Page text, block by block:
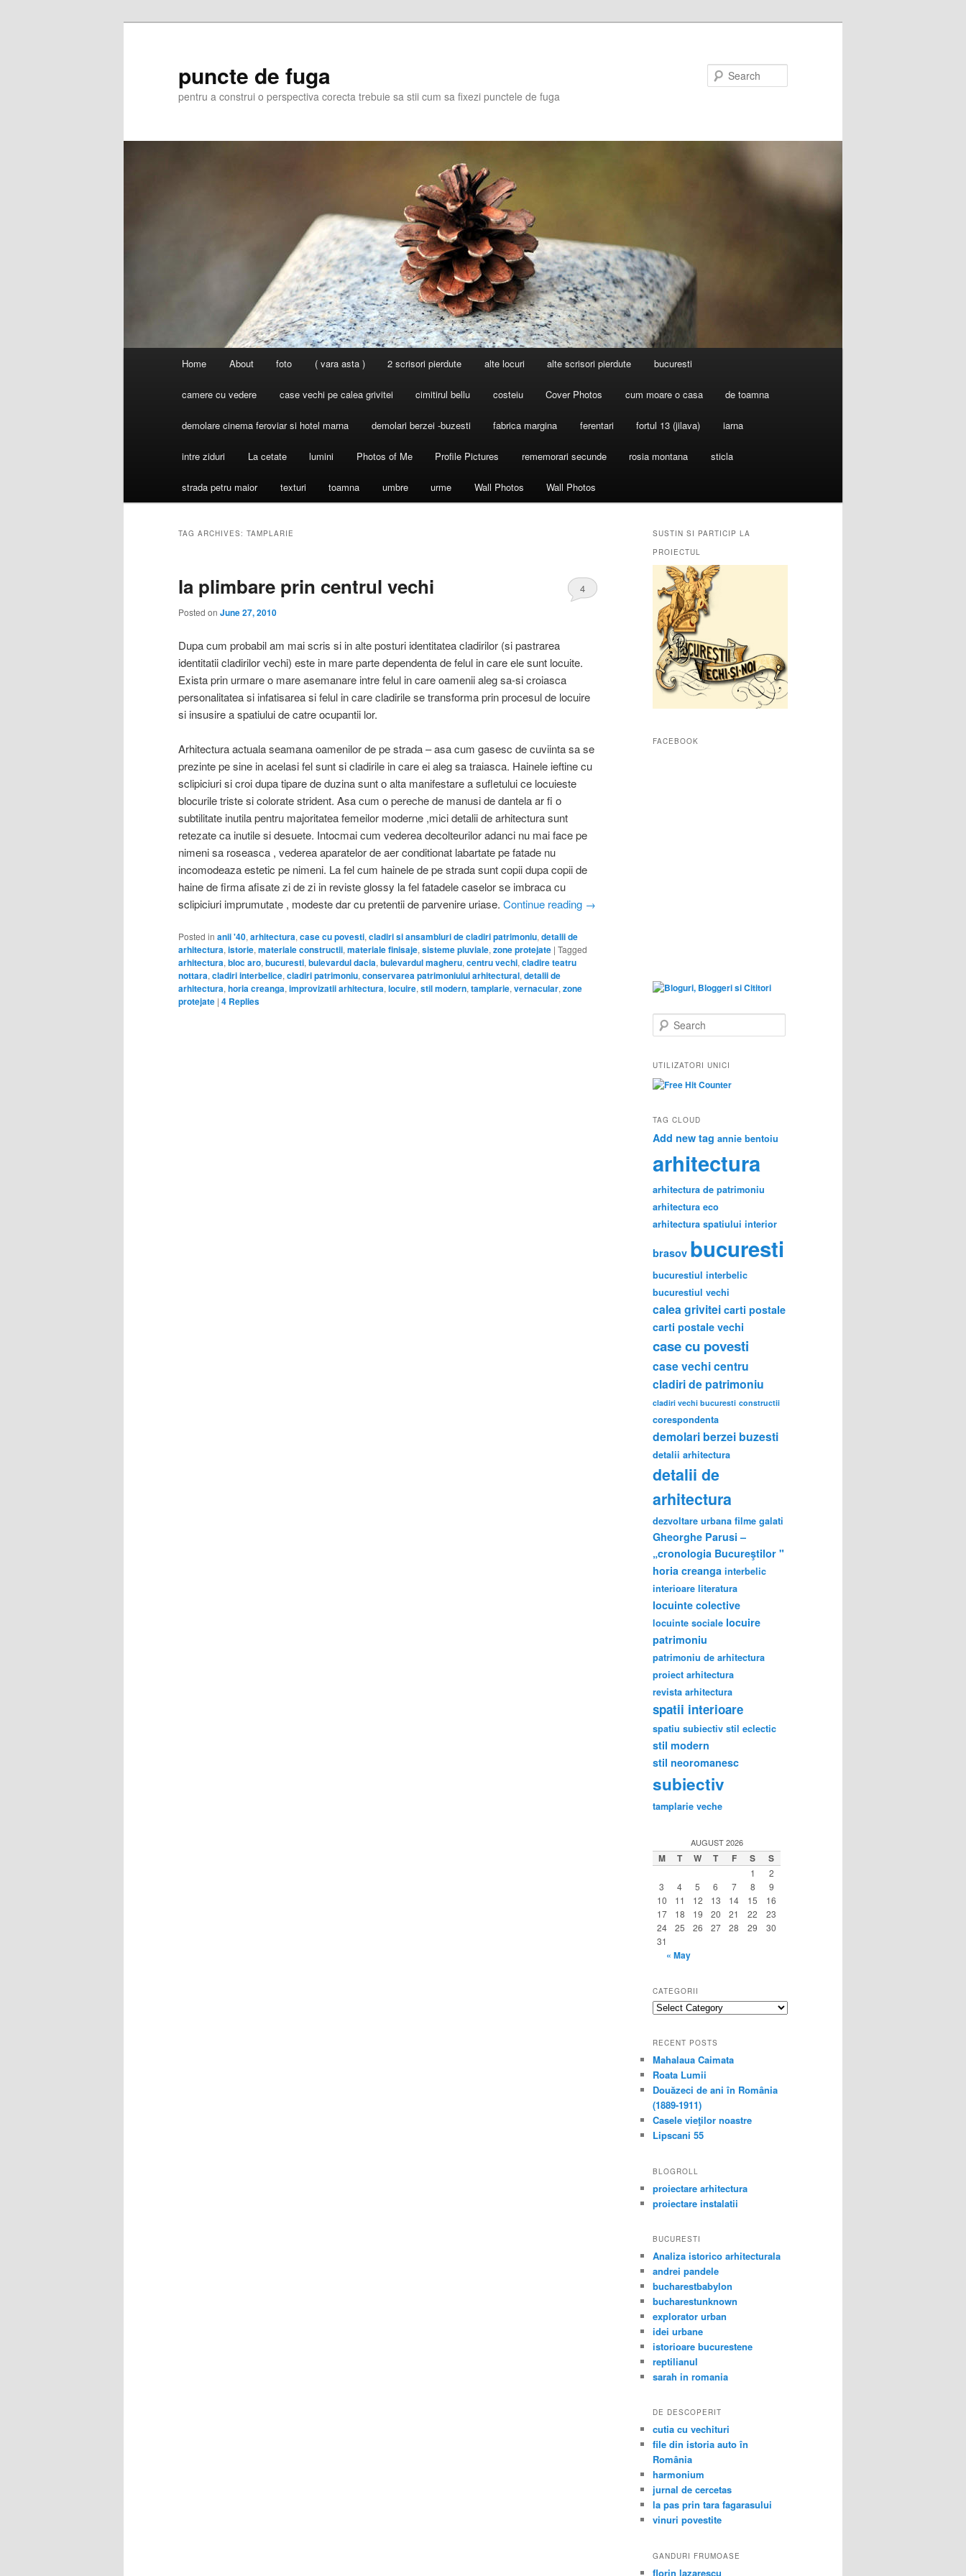
puncte de fuga
pentru a construi o perspectiva corecta trebuie sa stii cum sa fixezi punctele de fuga
Home About foto ( vara asta ) 2 scrisori pierdute alte locuri alte scrisori pierdute bucuresti
camere cu vedere case vechi pe calea grivitei cimitirul bellu costeiu Cover Photos cum moare o casa de toamna
demolare cinema feroviar si hotel marna demolari berzei -buzesti fabrica margina ferentari fortul 13 (jilava) iarna
intre ziduri La cetate lumini Photos of Me Profile Pictures rememorari secunde rosia montana sticla
strada petru maior texturi toamna umbre urme Wall Photos Wall Photos
TAG ARCHIVES: TAMPLARIE
la plimbare prin centrul vechi
Posted on June 27, 2010
4
Dupa cum probabil am mai scris si in alte posturi identitatea cladirilor (si pastrarea
identitatii cladirilor vechi) este in mare parte dependenta de felul in care ele sunt locuite.
Exista prin urmare o mare asemanare intre felul in care oamenii aleg sa-si croiasca
personalitatea si infatisarea si felul in care cladirile se transforma prin procesul de locuire
si insusire a spatiului de catre ocupantii lor.
Arhitectura actuala seamana oamenilor de pe strada – asa cum gasesc de cuviinta sa se
prezinte pe sine in acelasi fel sunt si cladirile in care ei aleg sa traiasca. Hainele ieftine cu
sclipiciuri si croi dupa tipare de duzina sunt o alta manifestare a sufletului ce locuieste
blocurile triste si colorate strident. Asa cum o pereche de manusi de dantela ar fi o
subtilitate inutila pentru majoritatea femeilor moderne ,mici detalii de arhitectura sunt
retezate ca inutile si desuete. Intocmai cum vederea decolteurilor adanci nu mai face pe
nimeni sa roseasca , vederea aparatelor de aer conditionat labartate pe fatade nu
incomodeaza estetic pe nimeni. La fel cum hainele de pe strada sunt copii dupa copii de
haine de firma afisate zi de zi in reviste glossy la fel fatadele caselor se imbraca cu
sclipiciuri imprumutate , modeste dar cu pretentii de parvenire uriase. Continue reading →
Posted in anii '40, arhitectura, case cu povesti, cladiri si ansambluri de cladiri patrimoniu, detalii de
arhitectura, istorie, materiale constructii, materiale finisaje, sisteme pluviale, zone protejate | Tagged
arhitectura, bloc aro, bucuresti, bulevardul dacia, bulevardul magheru, centru vechi, cladire teatru
nottara, cladiri interbelice, cladiri patrimoniu, conservarea patrimoniului arhitectural, detalii de
arhitectura, horia creanga, improvizatii arhitectura, locuire, stil modern, tamplarie, vernacular, zone
protejate | 4 Replies
SUSTIN SI PARTICIP LA
PROIECTUL
FACEBOOK
e
r
h
UTILIZATORI UNICI
TAG CLOUD
Add new tag annie bentoiu
arhitectura
arhitectura de patrimoniu
arhitectura eco
arhitectura spatiului interior
brasov bucuresti
bucurestiul interbelic
bucurestiul vechi
calea grivitei carti postale
carti postale vechi
case cu povesti
case vechicentru
cladiri de patrimoniu
cladiri vechi bucuresti constructii
corespondenta
demolari berzei buzesti
detalii arhitectura
detalii de
arhitectura
dezvoltare urbana filme galati
Gheorghe Parusi –
„cronologia Bucureştilor "
horia creanga interbelic
interioare literatura
locuinte colective
locuinte sociale locuire
patrimoniu
patrimoniu de arhitectura
proiect arhitectura
revista arhitectura
spatii interioare
spatiu subiectiv stil eclectic
stil modern
stil neoromanesc
subiectiv
tamplarie veche
AUGUST 2026
M T W T F S S
1
2
3
4 5 6 7 8
9
10
11 12 13 14 15
16
17
18 19 20 21 22
23
24
25 26 27 28 29
30
31
« May
CATEGORII
categorii
RECENT POSTS
Mahalaua Caimata
Roata Lumii
Douăzeci de ani în România
(1889-1911)
Casele vieţilor noastre
Lipscani 55
BLOGROLL
proiectare arhitectura
proiectare instalatii
BUCURESTI
Analiza istorico arhitecturala
andrei pandele
bucharestbabylon
bucharestunknown
explorator urban
idei urbane
istorioare bucurestene
reptilianul
sarah in romania
DE DESCOPERIT
cutia cu vechituri
file din istoria auto în
România
harmonium
jurnal de cercetas
la pas prin tara fagarasului
vinuri povestite
GANDURI FRUMOASE
florin lazarescu